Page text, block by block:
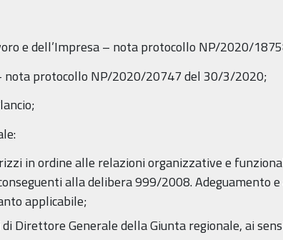
e dell’Impresa – nota protocollo NP/2020/
nota protocollo NP/2020/20747 del 30/3/2020;
in ordine alle relazioni organizzative e
alla delibera 999/2008. Adeguamento
applicabile;
Direttore Generale della Giunta regionale, ai